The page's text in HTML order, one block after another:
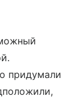
придумали